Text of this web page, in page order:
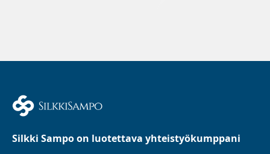
Silkki Sampo on luotettava yhteistyökumppani